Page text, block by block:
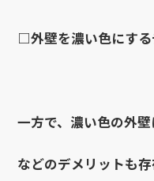
□外壁を濃い色にする
一方で、濃い色の外
などのデメリットも存